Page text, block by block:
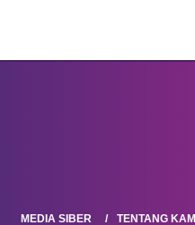
MEDIA SIBER TENTANG KAMI